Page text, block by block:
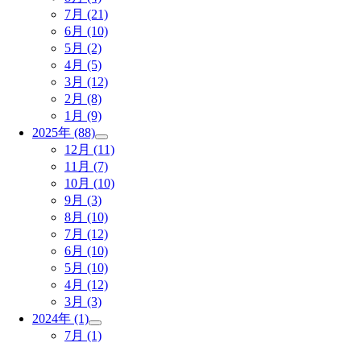
7月 (21)
6月 (10)
5月 (2)
4月 (5)
3月 (12)
2月 (8)
1月 (9)
2025年 (88)
12月 (11)
11月 (7)
10月 (10)
9月 (3)
8月 (10)
7月 (12)
6月 (10)
5月 (10)
4月 (12)
3月 (3)
2024年 (1)
7月 (1)